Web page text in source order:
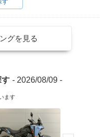
す
グを見る
す - 2026/08/09 -
ます